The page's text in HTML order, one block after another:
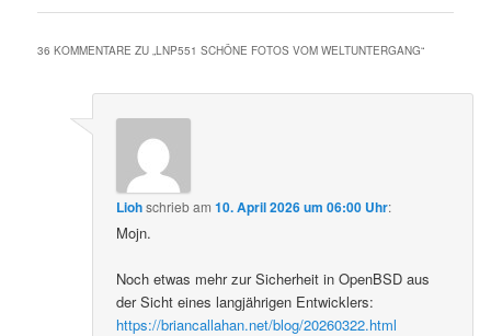
36 KOMMENTARE ZU „LNP551 SCHÖNE FOTOS VOM WELTUNTERGANG“
Liohschriebam10. April 2026 um 06:00 Uhr:
Mojn.
Noch etwas mehr zur Sicherheit in OpenBSD aus
der Sicht eines langjährigen Entwicklers:
https://briancallahan.net/blog/20260322.html